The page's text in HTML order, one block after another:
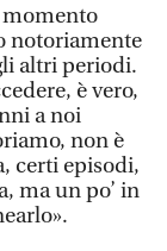
momento
notoriamente
altri periodi.
è vero,
a noi
non è
certi episodi,
ma un po’ in